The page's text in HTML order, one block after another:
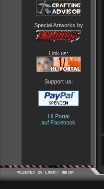
Special Artworks by
Link us:
Support us:
HLPortal
auf Facebook